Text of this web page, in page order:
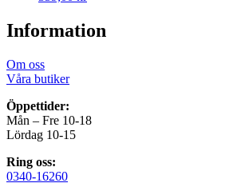
Information
Om oss
Våra butiker
Öppettider:
Mån – Fre 10-18
Lördag 10-15
Ring oss:
0340-16260